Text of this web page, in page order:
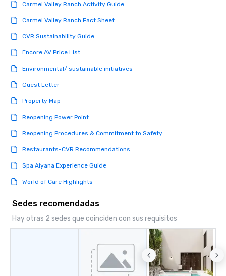
Carmel Valley Ranch Activity Guide
Carmel Valley Ranch Fact Sheet
CVR Sustainability Guide
Encore AV Price List
Environmental/ sustainable initiatives
Guest Letter
Property Map
Reopening Power Point
Reopening Procedures & Commitment to Safety
Restaurants-CVR Recommendations
Spa Aiyana Experience Guide
World of Care Highlights
Sedes recomendadas
Hay otras 2 sedes que coinciden con sus requisitos